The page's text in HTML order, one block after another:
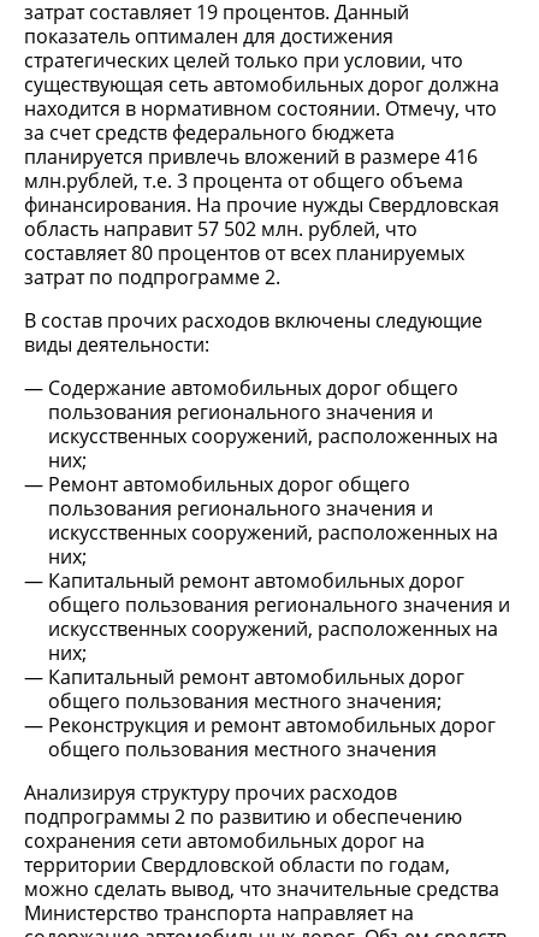
затрат составляет 19 процентов. Данный
показатель оптимален для достижения
стратегических целей только при условии, что
существующая сеть автомобильных дорог должна
находится в нормативном состоянии. Отмечу, что
за счет средств федерального бюджета
планируется привлечь вложений в размере 416
млн.рублей, т.е. 3 процента от общего объема
финансирования. На прочие нужды Свердловская
область направит 57 502 млн. рублей, что
составляет 80 процентов от всех планируемых
затрат по подпрограмме 2.
В состав прочих расходов включены следующие
виды деятельности:
Содержание автомобильных дорог общего
пользования регионального значения и
искусственных сооружений, расположенных на
них;
Ремонт автомобильных дорог общего
пользования регионального значения и
искусственных сооружений, расположенных на
них;
Капитальный ремонт автомобильных дорог
общего пользования регионального значения и
искусственных сооружений, расположенных на
них;
Капитальный ремонт автомобильных дорог
общего пользования местного значения;
Реконструкция и ремонт автомобильных дорог
общего пользования местного значения
Анализируя структуру прочих расходов
подпрограммы 2 по развитию и обеспечению
сохранения сети автомобильных дорог на
территории Свердловской области по годам,
можно сделать вывод, что значительные средства
Министерство транспорта направляет на